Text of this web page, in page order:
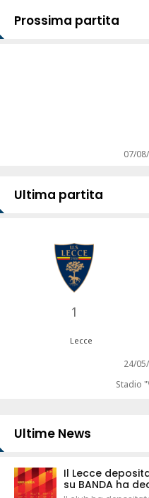
Prossima partita
07/
Ultima partita
1
Lecce
24/
Stadio
Ultime News
Il Lecce deposita
su BANDA ha